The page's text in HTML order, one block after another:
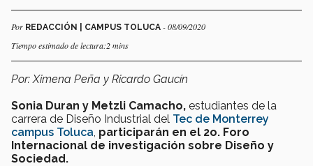
Por REDACCIÓN | CAMPUS TOLUCA - 08/09/2020
Tiempo estimado de lectura:2 mins
Por: Ximena Peña y Ricardo Gaucín
Sonia Duran y Metzli Camacho, estudiantes de la
carrera de Diseño Industrial del Tec de Monterrey
campus Toluca participarán en el 2o. Foro
Internacional de investigación sobre Diseño y
Sociedad.